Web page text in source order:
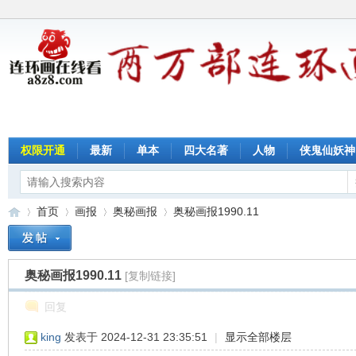
权限开通 最新 单本 四大名著 人物 侠鬼仙妖神
»
首页
›
画报
›
奥秘画报
›
奥秘画报1990.11
奥秘画报1990.11 [复制链接]
回复
king 发表于 2024-12-31 23:35:51 | 显示全部楼层